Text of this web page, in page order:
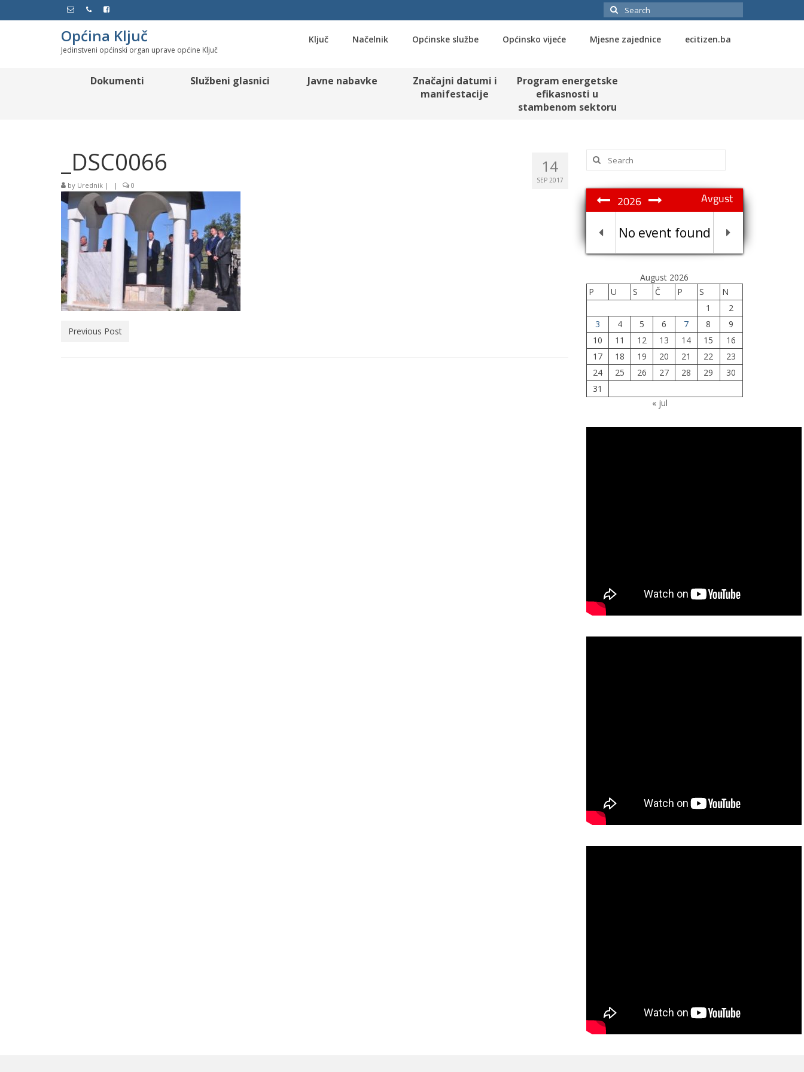
Search
for:
Općina Ključ
Jedinstveni općinski organ uprave općine Ključ
Ključ Načelnik Općinske službe Općinsko vijeće Mjesne zajednice ecitizen.ba
Dokumenti Službeni glasnici Javne nabavke
Značajni datumi i
manifestacije
Program energetske
efikasnosti u
stambenom sektoru
14
SEP 2017
_DSC0066
by Urednik | | 0
Previous Post
Search
for:
Avgust
2026
No event found
August 2026
P
U S Č P S
N
1
2
3
4 5 6 7 8
9
10
11 12 13 14 15
16
17
18 19 20 21 22
23
24
25 26 27 28 29
30
31
« jul